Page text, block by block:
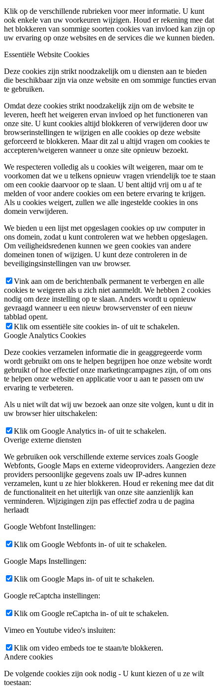
Klik op de verschillende rubrieken voor meer informatie. U kunt
ook enkele van uw voorkeuren wijzigen. Houd er rekening mee dat
het blokkeren van sommige soorten cookies van invloed kan zijn op
uw ervaring op onze websites en de services die we kunnen bieden.
Essentiële Website Cookies
Deze cookies zijn strikt noodzakelijk om u diensten aan te bieden
die beschikbaar zijn via onze website en om sommige functies ervan
te gebruiken.
Omdat deze cookies strikt noodzakelijk zijn om de website te
leveren, heeft het weigeren ervan invloed op het functioneren van
onze site. U kunt cookies altijd blokkeren of verwijderen door uw
browserinstellingen te wijzigen en alle cookies op deze website
geforceerd te blokkeren. Maar dit zal u altijd vragen om cookies te
accepteren/weigeren wanneer u onze site opnieuw bezoekt.
We respecteren volledig als u cookies wilt weigeren, maar om te
voorkomen dat we u telkens opnieuw vragen vriendelijk toe te staan
om een cookie daarvoor op te slaan. U bent altijd vrij om u af te
melden of voor andere cookies om een betere ervaring te krijgen.
Als u cookies weigert, zullen we alle ingestelde cookies in ons
domein verwijderen.
We bieden u een lijst met opgeslagen cookies op uw computer in
ons domein, zodat u kunt controleren wat we hebben opgeslagen.
Om veiligheidsredenen kunnen we geen cookies van andere
domeinen tonen of wijzigen. U kunt deze controleren in de
beveiligingsinstellingen van uw browser.
Vink aan om de berichtenbalk permanent te verbergen en alle
cookies te weigeren als u zich niet aanmeldt. We hebben 2 cookies
nodig om deze instelling op te slaan. Anders wordt u opnieuw
gevraagd wanneer u een nieuw browservenster of een nieuw
tabblad opent.
Klik om essentiële site cookies in- of uit te schakelen.
Google Analytics Cookies
Deze cookies verzamelen informatie die in geaggregeerde vorm
wordt gebruikt om ons te helpen begrijpen hoe onze website wordt
gebruikt of hoe effectief onze marketingcampagnes zijn, of om ons
te helpen onze website en applicatie voor u aan te passen om uw
ervaring te verbeteren.
Als u niet wilt dat wij uw bezoek aan onze site volgen, kunt u dit in
uw browser hier uitschakelen:
Klik om Google Analytics in- of uit te schakelen.
Overige externe diensten
We gebruiken ook verschillende externe services zoals Google
Webfonts, Google Maps en externe videoproviders. Aangezien deze
providers persoonlijke gegevens zoals uw IP-adres kunnen
verzamelen, kunt u ze hier blokkeren. Houd er rekening mee dat dit
de functionaliteit en het uiterlijk van onze site aanzienlijk kan
verminderen. Wijzigingen zijn pas effectief zodra u de pagina
herlaadt
Google Webfont Instellingen:
Klik om Google Webfonts in- of uit te schakelen.
Google Maps Instellingen:
Klik om Google Maps in- of uit te schakelen.
Google reCaptcha instellingen:
Klik om Google reCaptcha in- of uit te schakelen.
Vimeo en Youtube video's insluiten:
Klik om video embeds toe te staan/te blokkeren.
Andere cookies
De volgende cookies zijn ook nodig - U kunt kiezen of u ze wilt
toestaan: